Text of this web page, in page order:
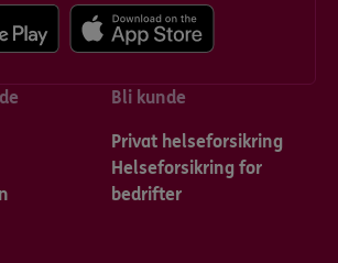
Bli kunde
Privat helseforsikring
Helseforsikring for
bedrifter